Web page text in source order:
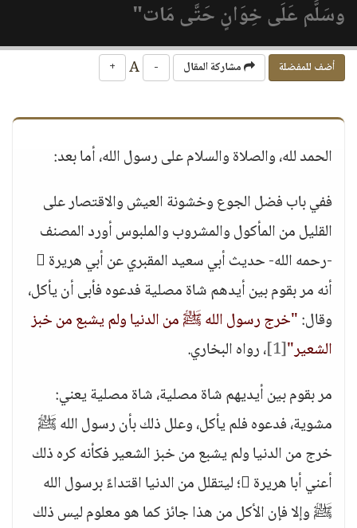
وسَلَّم عَلَى خِوَانٍ حَتَّى مَات"
أضف للمفضلة مشاركة المقال -
+
الحمد لله، والصلاة والسلام على رسول الله، أما بعد:
ففي باب فضل الجوع وخشونة العيش والاقتصار على
القليل من المأكول والمشروب والملبوس أورد المصنف
-رحمه الله- حديث أبي سعيد المقبري عن أبي هريرة 
أنه مر بقوم بين أيدهم شاة مصلية فدعوه فأبى أن يأكل،
وقال:"خرج رسول الله ﷺ من الدنيا ولم يشبع من خبز
الشعير"[1] ، رواه البخاري.
مر بقوم بين أيديهم شاة مصلية، شاة مصلية يعني:
مشوية، فدعوه فلم يأكل، وعلل ذلك بأن رسول الله ﷺ
خرج من الدنيا ولم يشبع من خبز الشعير فكأنه كره ذلك
أعني أبا هريرة ؛ ليتقلل من الدنيا اقتداءً برسول الله
ﷺ وإلا فإن الأكل من هذا جائز كما هو معلوم ليس ذلك